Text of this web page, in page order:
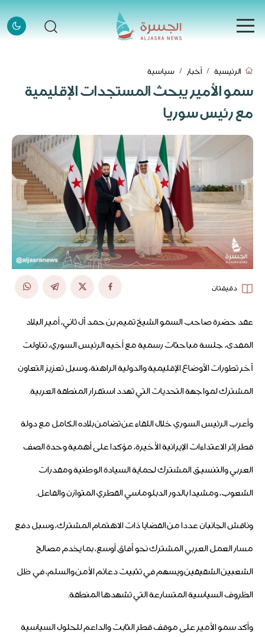
الرئيسية
الرئيسية
الأخبار
الأخبار
إنفوجرافيك
قصص
فيديو
فيديو
قادة وملهمون
قادة وملهمون
اتصل بنا
اتصل بنا
الرئيسية أخبار سياسية
سمو الأمير يبحث المستجدات الإقليمية
مع رئيس سوريا
دقيقتان
عقد حضرة صاحب السمو الشيخ تميم بن حمد آل ثاني، أمير البلاد
المفدى، جلسة مباحثات رسمية مع أخيه الرئيس السوري، تناولت
آخر تطورات الأوضاع الإقليمية والدولية الراهنة، وسبل تعزيز التعاون
المشترك لمواجهة التحديات التي تهدد استقرار المنطقة العربية.
وأعرب الرئيس السوري خلال اللقاء عن تضامن بلاده الكامل مع دولة
قطر إثر الاعتداءات الإيرانية الأخيرة، مؤكدا على أهمية وحدة الصف
العربي والتنسيق المشترك لحماية السيادة الوطنية ومقدرات
الشعوب، ومشيدا بالدور الدبلوماسي القطري المتوازن والفاعل.
وناقش الجانبان عددا من القضايا ذات الاهتمام المشترك، وسبل دفع
مسار العمل العربي المشترك نحو آفاق أوسع، بما يخدم مصالح
الشعبين الشقيقين ويسهم في تثبيت دعائم الأمن والسلم، في ظل
الظروف السياسية المتسارعة التي تشهدها المنطقة.
وأكد سمو الأمير على موقف قطر الثابت والداعم للحلول السياسية